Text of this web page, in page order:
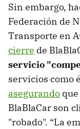
Sin embargo,
Federación de
Transporte en
cierre de
servicio
servicios como
asegurando
BlaBlaCar son
"robado". “La